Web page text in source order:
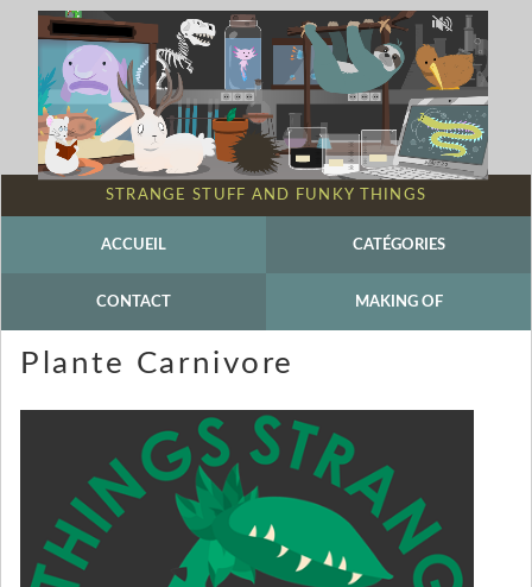
STRANGE STUFF AND FUNKY THINGS
ACCUEIL CATÉGORIES
CONTACT MAKING OF
Plante Carnivore